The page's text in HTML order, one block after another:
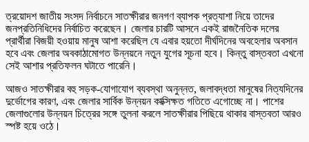
ত্রয়োদশ জাতীয় সংসদ নির্বাচনে সাতক্ষীরার জনগণ ব্যাপক প্রত্যাশা নিয়ে তাদের
জনপ্রতিনিধিদের নির্বাচিত করেছেন। জেলার চারটি আসনে একই রাজনৈতিক দলের
প্রার্থীরা বিজয়ী হওয়ায় মানুষ আশা করেছিল যে এবার হয়তো দীর্ঘদিনের অবহেলার অবসান
হবে এবং জেলার অবকাঠামোগত উন্নয়নে নতুন যুগের সূচনা হবে। কিন্তু বাস্তবতা এখনো
সেই আশার প্রতিফলন ঘটাতে পারেনি।
আজও সাতক্ষীরার বহু সড়ক-যোগাযোগ ব্যবস্থা অনুন্নত, জলাবদ্ধতা মানুষের নিত্যদিনের
দুর্ভোগের কারণ, এবং জেলার সার্বিক উন্নয়ন কাক্সিক্ষত গতিতে এগোচ্ছে না। পাশের
জেলাগুলোর উন্নয়ন চিত্রের সঙ্গে তুলনা করলে সাতক্ষীরার পিছিয়ে থাকার বাস্তবতা আরও
স্পষ্ট হয়ে ওঠে।